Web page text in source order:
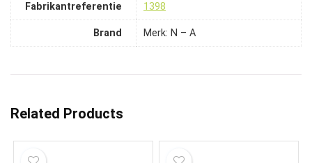
Fabrikantreferentie ‎1398
Brand Merk: N – A
Related Products